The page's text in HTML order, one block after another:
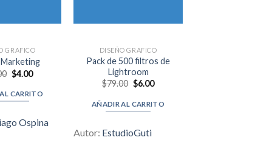
GRAFICO
Original
price
was:
$59.00.
$4.00Current
is:
$4.00.
CARRITO
Ospina
DISEÑO GRAFICO
Pack de 500 filtros de
Lightroom
$79.00 Original
price
was:
$79.00.
$6.00Current
is:
$6.00.
AÑADIR AL CARRITO
Autor: EstudioGuti